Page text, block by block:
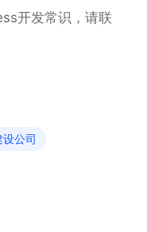
开发常识，请联
公司